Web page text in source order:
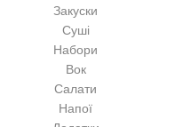
Закуски
Суші
Набори
Вок
Салати
Напої